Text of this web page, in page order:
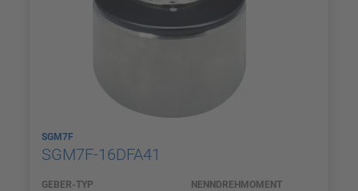
SGM7F
SGM7F-16DFA41
GEBER-TYP NENNDREHMOMENT